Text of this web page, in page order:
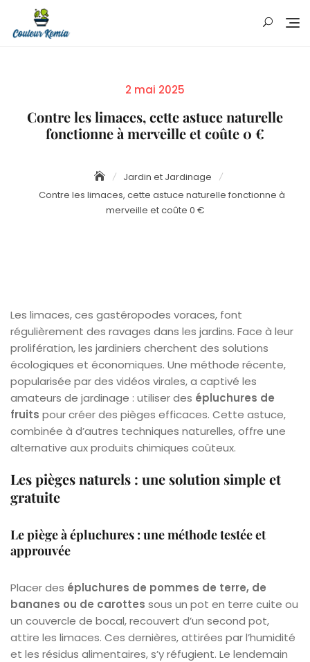
content
Posted
2 mai 2025
Contre les limaces, cette astuce naturelle
fonctionne à merveille et coûte 0 €
Jardin et Jardinage
Contre les limaces, cette astuce naturelle fonctionne à
merveille et coûte 0 €
Les limaces, ces gastéropodes voraces, font
régulièrement des ravages dans les jardins. Face à leur
prolifération, les jardiniers cherchent des solutions
écologiques et économiques. Une méthode récente,
popularisée par des vidéos virales, a captivé les
amateurs de jardinage : utiliser des épluchures de
fruits pour créer des pièges efficaces. Cette astuce,
combinée à d’autres techniques naturelles, offre une
alternative aux produits chimiques coûteux.
Les pièges naturels : une solution simple et
gratuite
Le piège à épluchures : une méthode testée et
approuvée
Placer des épluchures de pommes de terre, de
bananes ou de carottes sous un pot en terre cuite ou
un couvercle de bocal, recouvert d’un second pot,
attire les limaces. Ces dernières, attirées par l’humidité
et les résidus alimentaires, s’y réfugient. Le lendemain